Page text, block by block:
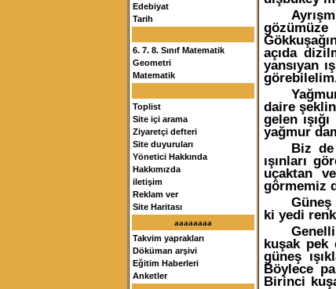
Edebiyat
Tarih
6. 7. 8. Sınıf Matematik
Geometri
Matematik
Toplist
Site içi arama
Ziyaretçi defteri
Site duyuruları
Yönetici Hakkında
Hakkımızda
iletişim
Reklam ver
Site Haritası
aaaaaaaa
Takvim yaprakları
Döküman arşivi
Eğitim Haberleri
Anketler
açıda
yansıyan
daire
gelen
yağmur
Biz de
ışınları
uçaktan
görmemiz
Güneş
ki yedi
kuşak pek
güneş
Böylece
Birinci